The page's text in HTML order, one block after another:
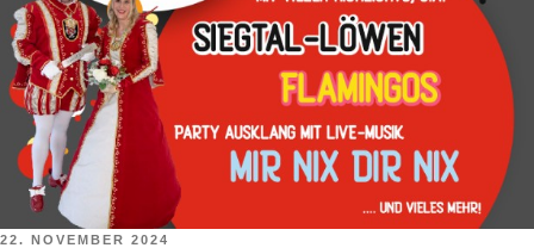
VERÖFFENTLICHT
22. NOVEMBER 2024